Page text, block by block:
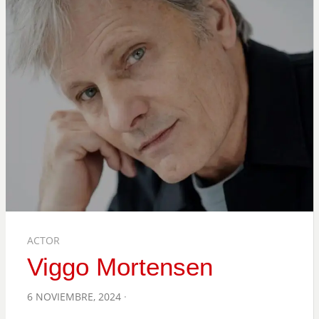
ACTOR
Viggo Mortensen
POSTED
6 NOVIEMBRE, 2024